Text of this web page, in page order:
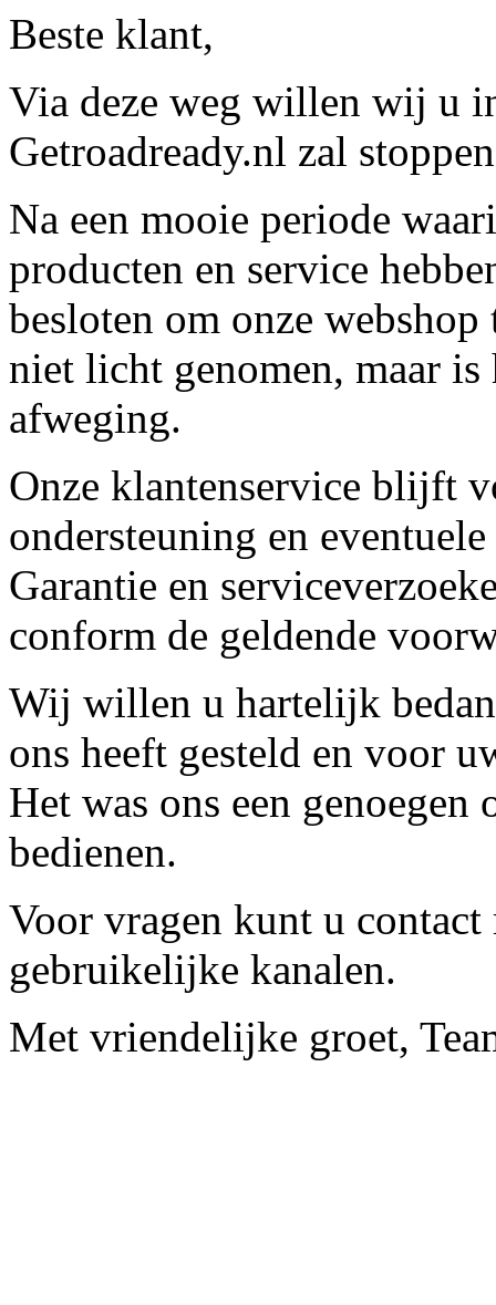
Beste klant,
Via deze weg willen wij u
Getroadready.nl zal
Na een mooie periode
producten en service
besloten om onze
niet licht genomen, maar
afweging.
Onze klantenservice blijft
ondersteuning en
Garantie en
conform de geldende
Wij willen u hartelijk
ons heeft gesteld en voor
Het was ons een
bedienen.
Voor vragen kunt u contact
gebruikelijke kanalen.
Met vriendelijke groet,